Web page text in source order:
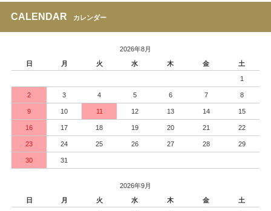
CALENDAR カレンダー
2026年8月
日
月 火 水 木 金 土
1
2 3 4 5 6 7 8
9 10 11 12 13 14 15
16 17 18 19 20 21 22
23 24 25 26 27 28 29
30 31
2026年9月
日
月 火 水 木 金 土